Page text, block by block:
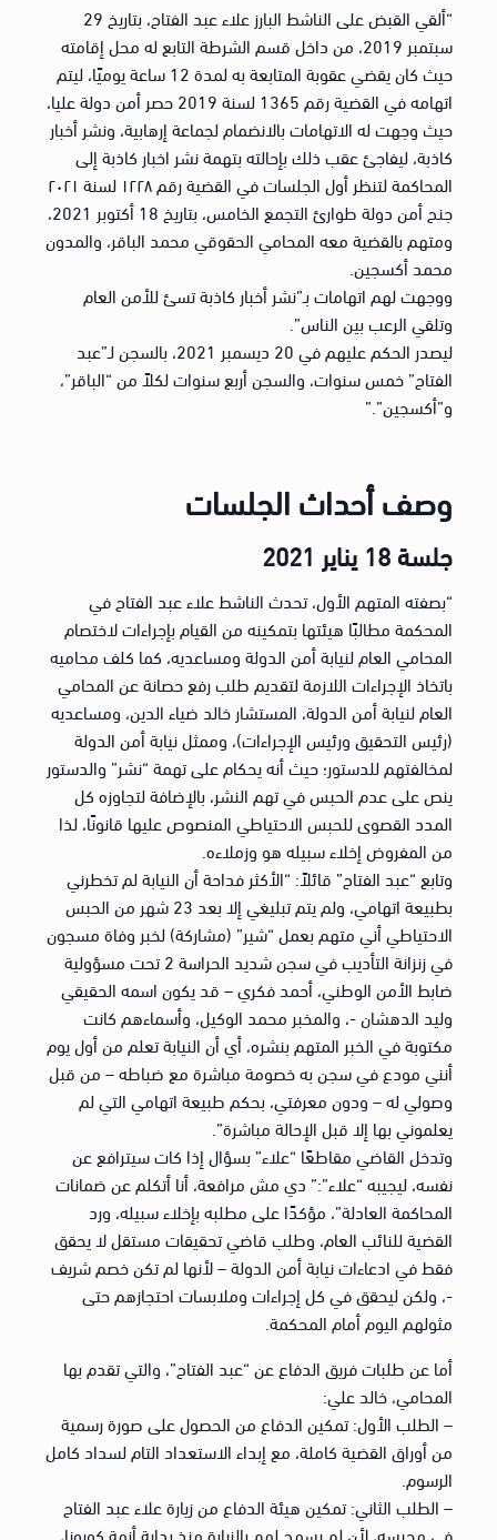
“ألقي القبض على الناشط البارز علاء عبد الفتاح، بتاريخ 29
سبتمبر 2019، من داخل قسم الشرطة التابع له محل إقامته
حيث كان يقضي عقوبة المتابعة به لمدة 12 ساعة يوميًا، ليتم
اتهامه في القضية رقم 1365 لسنة 2019 حصر أمن دولة عليا،
حيث وجهت له الاتهامات بالانضمام لجماعة إرهابية، ونشر أخبار
كاذبة، ليفاجئ عقب ذلك بإحالته بتهمة نشر اخبار كاذبة إلى
المحاكمة لتنظر أول الجلسات في القضية رقم ١٢٢٨ لسنة ٢٠٢١
جنح أمن دولة طوارئ التجمع الخامس، بتاريخ 18 أكتوبر 2021،
ومتهم بالقضية معه المحامي الحقوقي محمد الباقر، والمدون
محمد أكسجين.
ووجهت لهم اتهامات بـ”نشر أخبار كاذبة تسئ للأمن العام
وتلقي الرعب بين الناس”.
ليصدر الحكم عليهم في 20 ديسمبر 2021، بالسجن لـ”عبد
الفتاح” خمس سنوات، والسجن أربع سنوات لكلاً من “الباقر”،
و”أكسجين”.”
وصف أحداث الجلسات
جلسة 18 يناير 2021
“بصفته المتهم الأول، تحدث الناشط علاء عبد الفتاح في
المحكمة مطالبًا هيئتها بتمكينه من القيام بإجراءات لاختصام
المحامي العام لنيابة أمن الدولة ومساعديه، كما كلف محاميه
باتخاذ الإجراءات اللازمة لتقديم طلب رفع حصانة عن المحامي
العام لنيابة أمن الدولة، المستشار خالد ضياء الدين، ومساعديه
(رئيس التحقيق ورئيس الإجراءات)، وممثل نيابة أمن الدولة
لمخالفتهم للدستور؛ حيث أنه يحكام على تهمة “نشر” والدستور
ينص على عدم الحبس في تهم النشر، بالإضافة لتجاوزه كل
المدد القصوى للحبس الاحتياطي المنصوص عليها قانونًا، لذا
من المفروض إخلاء سبيله هو وزملاءه.
وتابع “عبد الفتاح” قائلاً: “الأكثر فداحة أن النيابة لم تخطرني
بطبيعة اتهامي، ولم يتم تبليغي إلا بعد 23 شهر من الحبس
الاحتياطي أني متهم بعمل “شير” (مشاركة) لخبر وفاة مسجون
في زنزانة التأديب في سجن شديد الحراسة 2 تحت مسؤولية
ضابط الأمن الوطني، أحمد فكري – قد يكون اسمه الحقيقي
وليد الدهشان -، والمخبر محمد الوكيل، وأسماءهم كانت
مكتوبة في الخبر المتهم بنشره، أي أن النيابة تعلم من أول يوم
أنني مودع في سجن به خصومة مباشرة مع ضباطه – من قبل
وصولي له – ودون معرفتي، بحكم طبيعة اتهامي التي لم
يعلموني بها إلا قبل الإحالة مباشرة”.
وتدخل القاضي مقاطعًا “علاء” بسؤال إذا كات سيترافع عن
نفسه، ليجيبه “علاء”:” دي مش مرافعة، أنا أتكلم عن ضمانات
المحاكمة العادلة”، مؤكدًا على مطلبه بإخلاء سبيله، ورد
القضية للنائب العام، وطلب قاضي تحقيقات مستقل لا يحقق
فقط في ادعاءات نيابة أمن الدولة – لأنها لم تكن خصم شريف
-، ولكن ليحقق في كل إجراءات وملابسات احتجازهم حتى
مثولهم اليوم أمام المحكمة.
أما عن طلبات فريق الدفاع عن “عبد الفتاح”، والتي تقدم بها
المحامي، خالد علي:
– الطلب الأول: تمكين الدفاع من الحصول على صورة رسمية
من أوراق القضية كاملة، مع إبداء الاستعداد التام لسداد كامل
الرسوم.
– الطلب الثاني: تمكين هيئة الدفاع من زيارة علاء عبد الفتاح